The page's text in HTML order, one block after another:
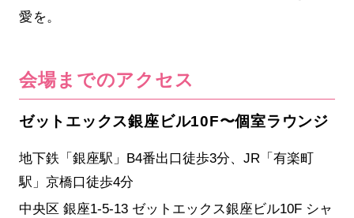
愛を。
会場までのアクセス
ゼットエックス銀座ビル10F〜個室ラウンジ
地下鉄「銀座駅」B4番出口徒歩3分、JR「有楽町
駅」京橋口徒歩4分
中央区 銀座1-5-13 ゼットエックス銀座ビル10F シャ